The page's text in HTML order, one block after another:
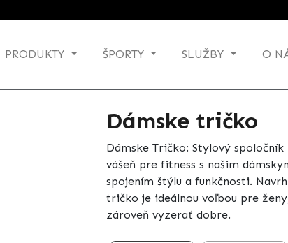
PRODUKTY ŠPORTY SLUŽBY O
Dámske tričko
Dámske Tričko: Stylový
vášeň pre fitness s našim
spojením štýlu a funkčnosti.
tričko je ideálnou voľbou pre
zároveň vyzerať dobre.